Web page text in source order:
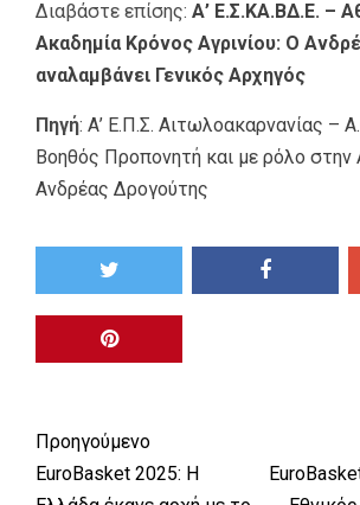
Διαβάστε επίσης: Α’ Ε.Σ.ΚΑ.ΒΔ.Ε. –
Ακαδημία Κρόνος Αγρινίου: Ο
αναλαμβάνει Γενικός Αρχηγός
Πηγή: Α’ Ε.Π.Σ. Αιτωλοακαρνανίας –
Βοηθός Προπονητή και με ρόλο στην
Ανδρέας Δρογούτης
Προηγούμενο
EuroBasket 2025: Η